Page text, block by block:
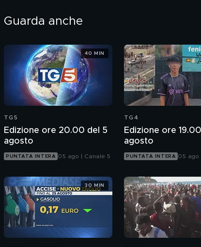
Guarda anche
TG5
Edizione ore 20.00 del 5
agosto
PUNTATA INTERA 05 ago | Canale 5
40 MIN
TG4
Edizione ore
agosto
PUNTATA INTERA 05 ago
30 MIN